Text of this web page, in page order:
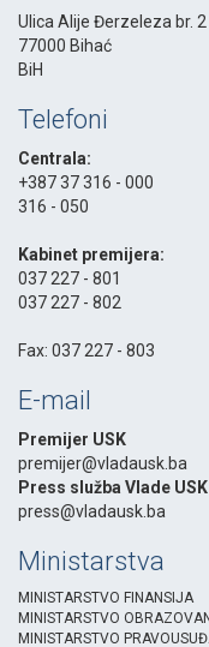
Ulica Alije Đerzeleza br. 2
77000 Bihać
BiH
Telefoni
Centrala:
+387 37 316 - 000
316 - 050
Kabinet premijera:
037 227 - 801
037 227 - 802
Fax: 037 227 - 803
E-mail
Premijer USK
premijer@vladausk.ba
Press služba Vlade USK
press@vladausk.ba
Ministarstva
MINISTARSTVO FINANSIJA
MINISTARSTVO
MINISTARSTVO